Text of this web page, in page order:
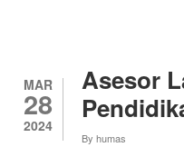
MAR
28
2024
Asesor
By humas